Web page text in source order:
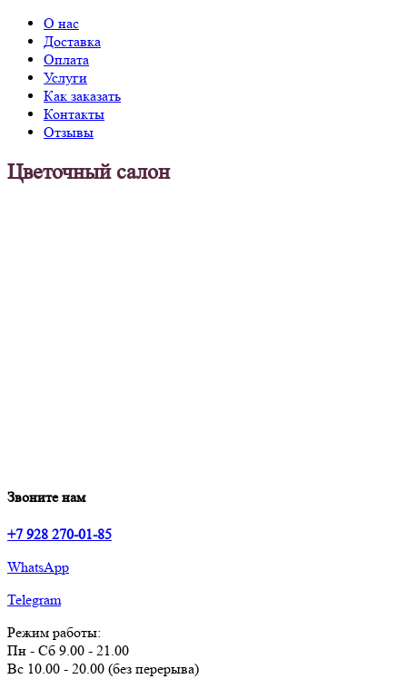
О нас
Доставка
Оплата
Услуги
Как заказать
Контакты
Отзывы
Цветочный салон
Звоните нам
+7 928 270-01-85
WhatsApp
Telegram
Режим работы:
Пн - Сб 9.00 - 21.00
Вс 10.00 - 20.00 (без перерыва)